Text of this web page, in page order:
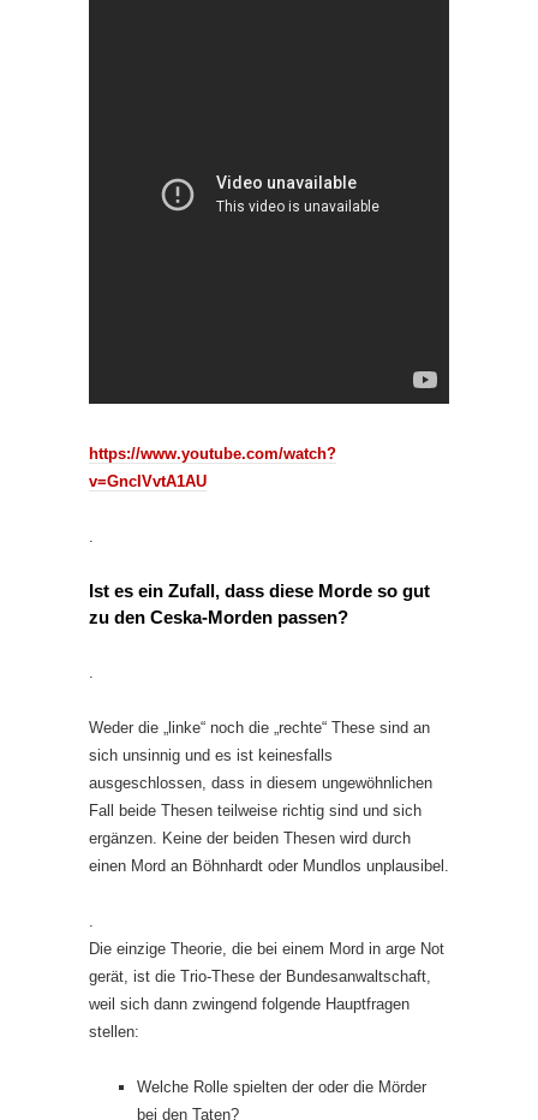
https://www.youtube.com/watch?
v=GncIVvtA1AU
.
Ist es ein Zufall, dass diese Morde so gut
zu den Ceska-Morden passen?
.
Weder die „linke“ noch die „rechte“ These sind an
sich unsinnig und es ist keinesfalls
ausgeschlossen, dass in diesem ungewöhnlichen
Fall beide Thesen teilweise richtig sind und sich
ergänzen. Keine der beiden Thesen wird durch
einen Mord an Böhnhardt oder Mundlos unplausibel.
.
Die einzige Theorie, die bei einem Mord in arge Not
gerät, ist die Trio-These der Bundesanwaltschaft,
weil sich dann zwingend folgende Hauptfragen
stellen:
Welche Rolle spielten der oder die Mörder
bei den Taten?